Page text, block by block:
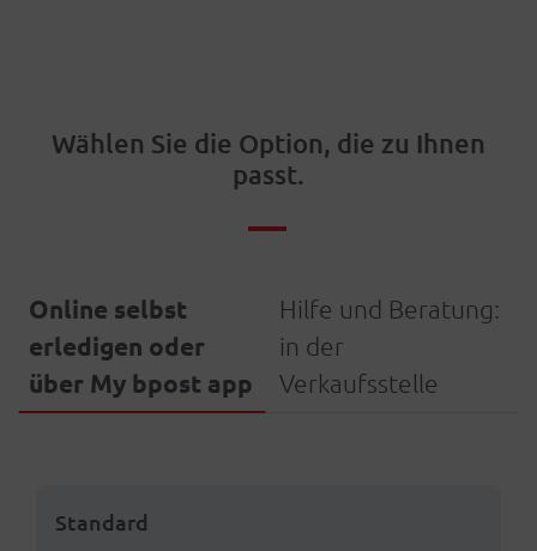
Wählen Sie die Option, die zu Ihnen
passt.
Online selbst
erledigen oder
über My bpost app
Hilfe und Beratung:
in der
Verkaufsstelle
Standard